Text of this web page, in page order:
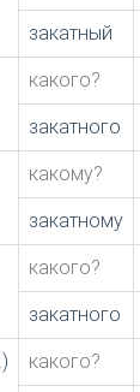
закатный
какого?
закатного
какому?
закатному
какого?
закатного
какого?